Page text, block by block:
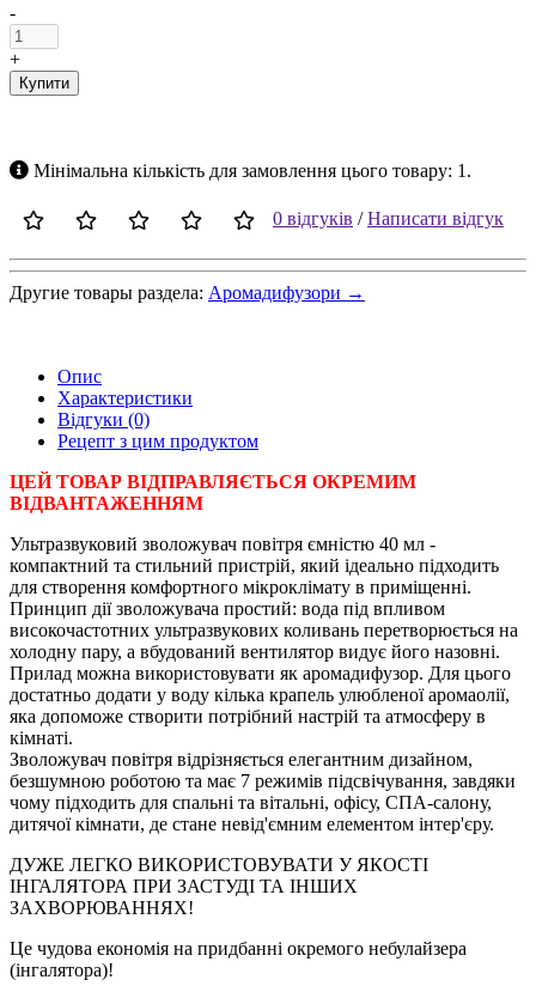
-
+
Купити
Мінімальна кількість для замовлення цього товару: 1.
0 відгуків /Написати відгук
Другие товары раздела: Аромадифузори →
Опис
Характеристики
Відгуки (0)
Рецепт з цим продуктом
ЦЕЙ ТОВАР ВІДПРАВЛЯЄТЬСЯ ОКРЕМИМ
ВІДВАНТАЖЕННЯМ
Ультразвуковий зволожувач повітря ємністю 40 мл -
компактний та стильний пристрій, який ідеально підходить
для створення комфортного мікроклімату в приміщенні.
Принцип дії зволожувача простий: вода під впливом
високочастотних ультразвукових коливань перетворюється на
холодну пару, а вбудований вентилятор видує його назовні.
Прилад можна використовувати як аромадифузор. Для цього
достатньо додати у воду кілька крапель улюбленої аромаолії,
яка допоможе створити потрібний настрій та атмосферу в
кімнаті.
Зволожувач повітря відрізняється елегантним дизайном,
безшумною роботою та має 7 режимів підсвічування, завдяки
чому підходить для спальні та вітальні, офісу, СПА-салону,
дитячої кімнати, де стане невід'ємним елементом інтер'єру.
ДУЖЕ ЛЕГКО ВИКОРИСТОВУВАТИ У ЯКОСТІ
ІНГАЛЯТОРА ПРИ ЗАСТУДІ ТА ІНШИХ
ЗАХВОРЮВАННЯХ!
Це чудова економія на придбанні окремого небулайзера
(інгалятора)!